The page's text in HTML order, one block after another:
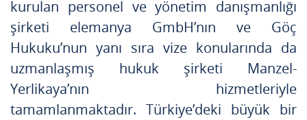
kurulan personel ve yönetim danışmanlığı
şirketi elemanya GmbH’nın ve Göç
Hukuku’nun yanı sıra vize konularında da
uzmanlaşmış hukuk şirketi Manzel-
Yerlikaya’nın hizmetleriyle
tamamlanmaktadır. Türkiye’deki büyük bir